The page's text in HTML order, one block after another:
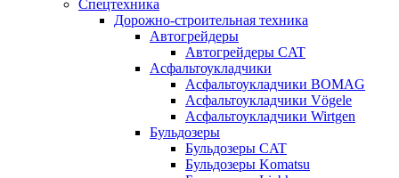
Спецтехника
Дорожно-строительная техника
Автогрейдеры
Автогрейдеры CAT
Асфальтоукладчики
Асфальтоукладчики BOMAG
Асфальтоукладчики Vögele
Асфальтоукладчики Wirtgen
Бульдозеры
Бульдозеры CAT
Бульдозеры Komatsu